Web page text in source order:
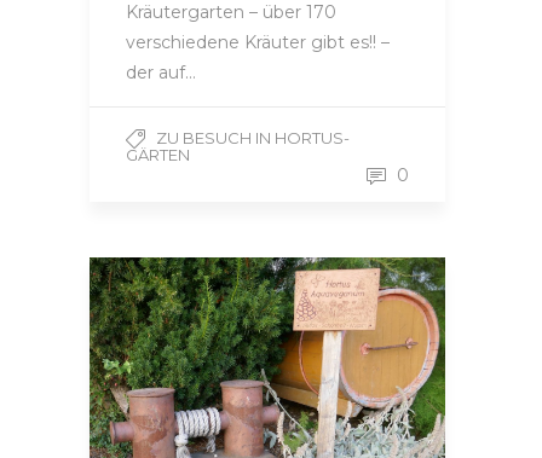
Kräutergarten – über 170
verschiedene Kräuter gibt es!! –
der auf…
ZU BESUCH IN HORTUS-
GÄRTEN
0